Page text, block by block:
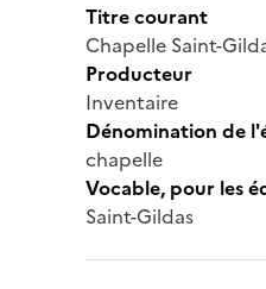
Titre courant
Chapelle Saint-
Producteur
Inventaire
Dénomination de
chapelle
Vocable, pour les
Saint-Gildas